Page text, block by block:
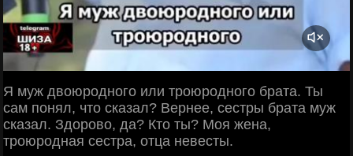
Я муж двоюродного или троюродного брата. Ты
сам понял, что сказал? Вернее, сестры брата муж
сказал. Здорово, да? Кто ты? Моя жена,
троюродная сестра, отца невесты.